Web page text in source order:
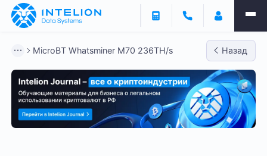
MicroBT Whatsminer M70 236TH/s Назад